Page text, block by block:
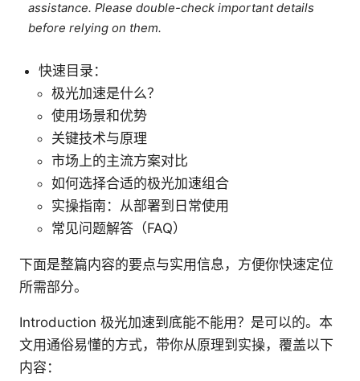
assistance. Please double-check important details
before relying on them.
快速目录：
极光加速是什么？
使用场景和优势
关键技术与原理
市场上的主流方案对比
如何选择合适的极光加速组合
实操指南：从部署到日常使用
常见问题解答（FAQ）
下面是整篇内容的要点与实用信息，方便你快速定位
所需部分。
Introduction 极光加速到底能不能用？是可以的。本
文用通俗易懂的方式，带你从原理到实操，覆盖以下
内容：